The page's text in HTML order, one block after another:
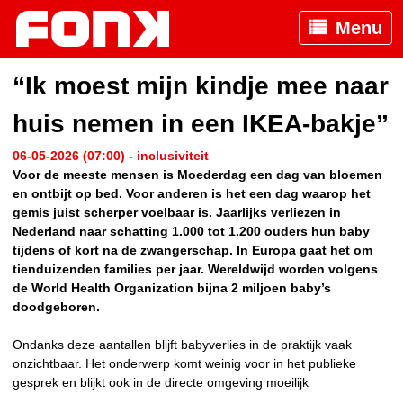
Menu
“Ik moest mijn kindje mee naar
huis nemen in een IKEA-bakje”
06-05-2026 (07:00) - inclusiviteit
Voor de meeste mensen is Moederdag een dag van bloemen
en ontbijt op bed. Voor anderen is het een dag waarop het
gemis juist scherper voelbaar is. Jaarlijks verliezen in
Nederland naar schatting 1.000 tot 1.200 ouders hun baby
tijdens of kort na de zwangerschap. In Europa gaat het om
tienduizenden families per jaar. Wereldwijd worden volgens
de World Health Organization bijna 2 miljoen baby’s
doodgeboren.
Ondanks deze aantallen blijft babyverlies in de praktijk vaak
onzichtbaar. Het onderwerp komt weinig voor in het publieke
gesprek en blijkt ook in de directe omgeving moeilijk